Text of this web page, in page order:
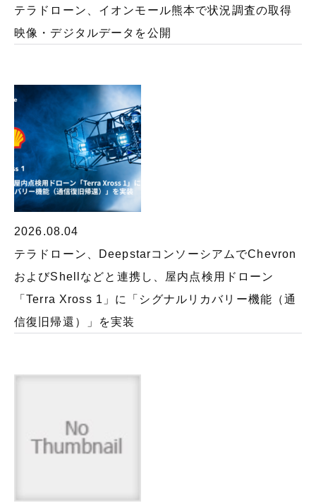
テラドローン、イオンモール熊本で状況調査の取得
映像・デジタルデータを公開
2026.08.04
テラドローン、DeepstarコンソーシアムでChevron
およびShellなどと連携し、屋内点検用ドローン
「Terra Xross 1」に「シグナルリカバリー機能（通
信復旧帰還）」を実装